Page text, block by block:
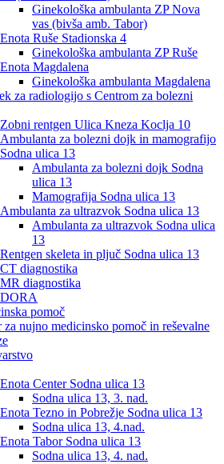
Ginekološka ambulanta ZP Nova
vas (bivša amb. Tabor)
Enota Ruše Stadionska 4
Ginekološka ambulanta ZP Ruše
Enota Magdalena
Ginekološka ambulanta Magdalena
za radiologijo s Centrom za bolezni
Zobni rentgen Ulica Kneza Koclja 10
Ambulanta za bolezni dojk in mamografijo
Sodna ulica 13
Ambulanta za bolezni dojk Sodna
ulica 13
Mamografija Sodna ulica 13
Ambulanta za ultrazvok Sodna ulica 13
Ambulanta za ultrazvok Sodna ulica
13
Rentgen skeleta in pljuč Sodna ulica 13
CT diagnostika
MR diagnostika
DORA
pomoč
za nujno medicinsko pomoč in reševalne
Enota Center Sodna ulica 13
Sodna ulica 13, 3. nad.
Enota Tezno in Pobrežje Sodna ulica 13
Sodna ulica 13, 4.nad.
Enota Tabor Sodna ulica 13
Sodna ulica 13, 4. nad.